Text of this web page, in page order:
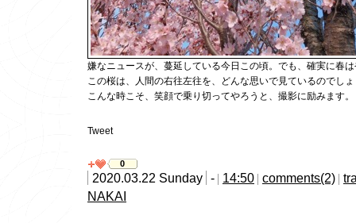
嫌なニュースが、蔓延している今日この頃。でも、確実に春
この桜は、人間の右往左往を、どんな思いで見ているのでし
こんな時こそ、笑顔で乗り切ってやろうと、撮影に励みます。
Tweet
0
2020.03.22 Sunday - 14:50 comments(2)
NAKAI